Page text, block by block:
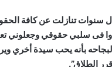
سنوات تنازلت عن كافة
فى سلبي حقوقي وجعلوني
أن صرح بمنتهي البجاحه بأنه يحب
الطلاق”.